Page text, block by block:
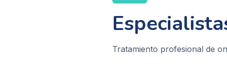
Tratamiento profesional de